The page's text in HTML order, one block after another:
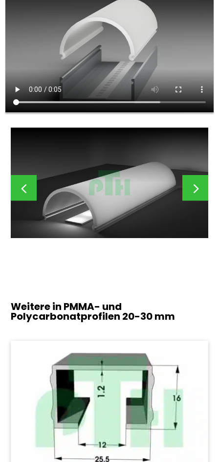
Weitere in PMMA- und
Polycarbonatprofilen 20-30 mm